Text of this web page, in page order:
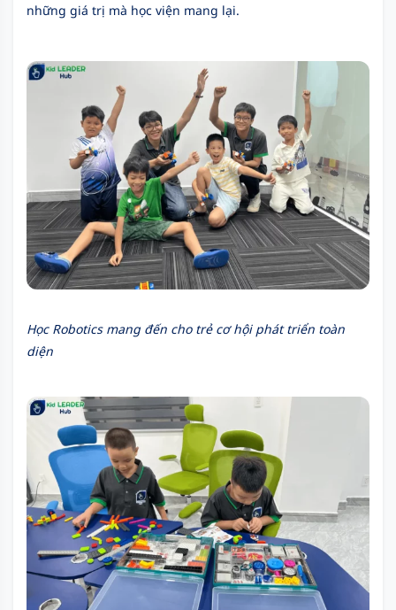
những giá trị mà học viện mang lại.
Học Robotics mang đến cho trẻ cơ hội phát triển toàn
diện